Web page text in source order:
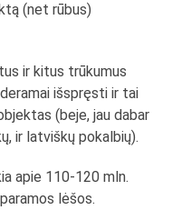
(net rūbus)
ir kitus trūkumus
išspręsti ir tai
(beje, jau dabar
ir latviškų pokalbių).
apie 110-120 mln.
lėšos.